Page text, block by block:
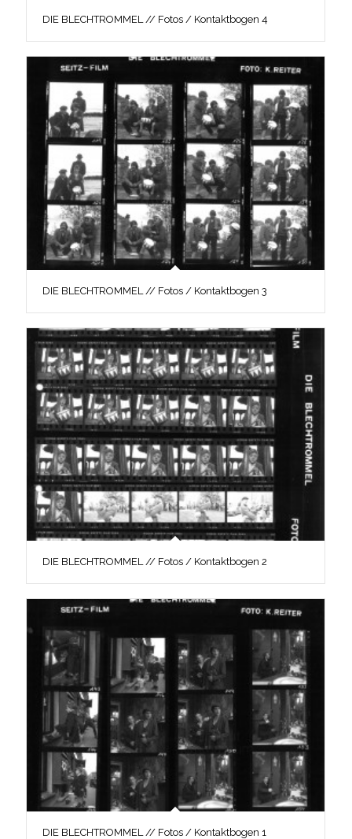
DIE BLECHTROMMEL // Fotos / Kontaktbogen 4
DIE BLECHTROMMEL // Fotos / Kontaktbogen 3
DIE BLECHTROMMEL // Fotos / Kontaktbogen 2
DIE BLECHTROMMEL // Fotos / Kontaktbogen 1